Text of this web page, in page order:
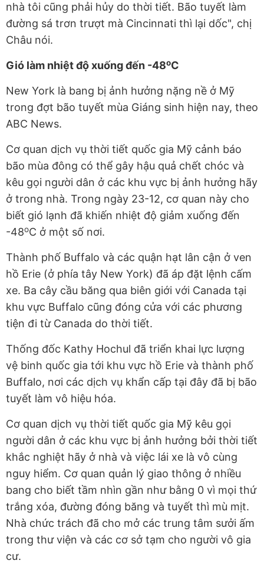
nhà tôi cũng phải hủy do thời tiết. Bão tuyết làm
đường sá trơn trượt mà Cincinnati thì lại dốc", chị
Châu nói.
Gió làm nhiệt độ xuống đến -48oC
New York là bang bị ảnh hưởng nặng nề ở Mỹ
trong đợt bão tuyết mùa Giáng sinh hiện nay, theo
ABC News.
Cơ quan dịch vụ thời tiết quốc gia Mỹ cảnh báo
bão mùa đông có thể gây hậu quả chết chóc và
kêu gọi người dân ở các khu vực bị ảnh hưởng hãy
ở trong nhà. Trong ngày 23-12, cơ quan này cho
biết gió lạnh đã khiến nhiệt độ giảm xuống đến
-48oC ở một số nơi.
Thành phố Buffalo và các quận hạt lân cận ở ven
hồ Erie (ở phía tây New York) đã áp đặt lệnh cấm
xe. Ba cây cầu băng qua biên giới với Canada tại
khu vực Buffalo cũng đóng cửa với các phương
tiện đi từ Canada do thời tiết.
Thống đốc Kathy Hochul đã triển khai lực lượng
vệ binh quốc gia tới khu vực hồ Erie và thành phố
Buffalo, nơi các dịch vụ khẩn cấp tại đây đã bị bão
tuyết làm vô hiệu hóa.
Cơ quan dịch vụ thời tiết quốc gia Mỹ kêu gọi
người dân ở các khu vực bị ảnh hưởng bởi thời tiết
khắc nghiệt hãy ở nhà và việc lái xe là vô cùng
nguy hiểm. Cơ quan quản lý giao thông ở nhiều
bang cho biết tầm nhìn gần như bằng 0 vì mọi thứ
trắng xóa, đường đóng băng và tuyết thì mù mịt.
Nhà chức trách đã cho mở các trung tâm sưởi ấm
trong thư viện và các cơ sở tạm cho người vô gia
cư.